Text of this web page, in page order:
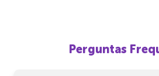
Perguntas